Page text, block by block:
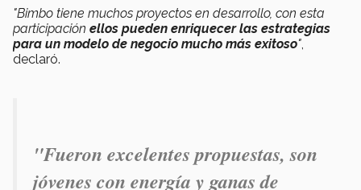
"Bimbo tiene muchos proyectos en desarrollo, con esta
participación ellos pueden enriquecer las estrategias
para un modelo de negocio mucho más exitoso",
declaró.
"Fueron excelentes propuestas, son
jóvenes con energía y ganas de